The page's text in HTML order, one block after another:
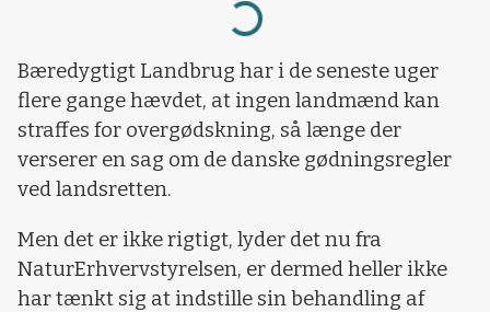
Loading...
Bæredygtigt Landbrug har i de seneste uger
flere gange hævdet, at ingen landmænd kan
straffes for overgødskning, så længe der
verserer en sag om de danske gødningsregler
ved landsretten.
Men det er ikke rigtigt, lyder det nu fra
NaturErhvervstyrelsen, er dermed heller ikke
har tænkt sig at indstille sin behandling af